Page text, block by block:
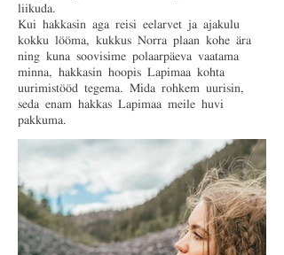
liikuda.
Kui hakkasin aga reisi eelarvet ja ajakulu
kokku lööma, kukkus Norra plaan kohe ära
ning kuna soovisime polaarpäeva vaatama
minna, hakkasin hoopis Lapimaa kohta
uurimistööd tegema. Mida rohkem uurisin,
seda enam hakkas Lapimaa meile huvi
pakkuma.